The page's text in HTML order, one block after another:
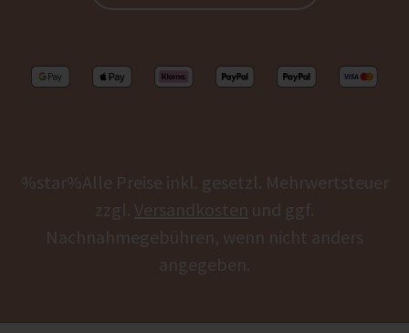
%star%Alle Preise inkl. gesetzl. Mehrwertsteuer
zzgl. Versandkosten und ggf.
Nachnahmegebühren, wenn nicht anders
angegeben.